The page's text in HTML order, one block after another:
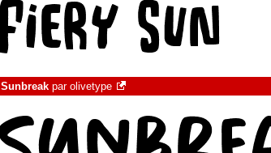
Sunbreak par olivetype